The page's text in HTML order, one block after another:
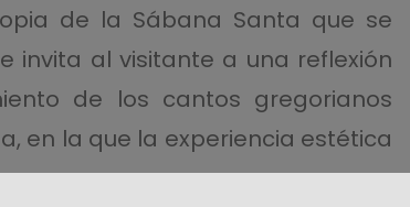
de la Sábana Santa que se
invita al visitante a una reflexión
de los cantos gregorianos
en la que la experiencia estética